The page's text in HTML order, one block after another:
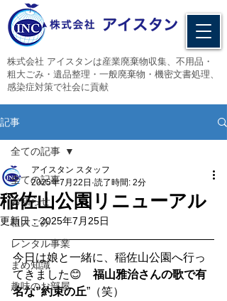
​株式会社 アイスタンは産業廃棄物収集、不用品・
粗大ごみ・遺品整理・一般廃棄物・機密文書処理、
感染症対策で社会に貢献
記事
全ての記事
お知らせ
粗大ごみ
レンタル事業
まめ知識
趣味のお部屋
全ての記事
稲佐山公園リニューアル
アイスタン スタッフ
2025年7月22日 読了時間: 2分
更新日：2025年7月25日
今日は娘と一緒に、稲佐山公園へ行っ
てきました😊 福山雅治さんの歌で有
名な”約束の丘”（笑）